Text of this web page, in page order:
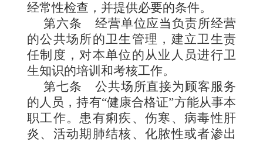
经常性检查，并提供必要的条件。
第六条 经营单位应当负责所经营
的公共场所的卫生管理，建立卫生责
任制度，对本单位的从业人员进行卫
生知识的培训和考核工作。
第七条 公共场所直接为顾客服务
的人员，持有“健康合格证”方能从事本
职工作。患有痢疾、伤寒、病毒性肝
炎、活动期肺结核、化脓性或者渗出